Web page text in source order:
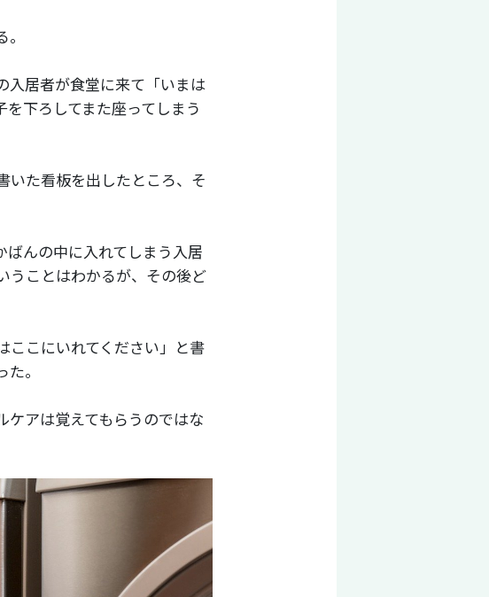
入居者が食堂に来て「いまは
下ろしてまた座ってしまう
いた看板を出したところ、そ
んの中に入れてしまう入居
うことはわかるが、その後ど
ここにいれてください」と書
。
ケアは覚えてもらうのではな